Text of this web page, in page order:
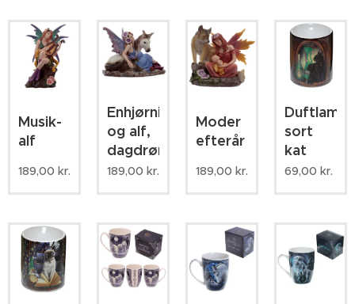
Musik-
alf
189,00 kr.
Enhjørning
og alf,
dagdrøm.
189,00 kr.
Moder
efterår
189,00 kr.
sort
kat
69,00 kr.